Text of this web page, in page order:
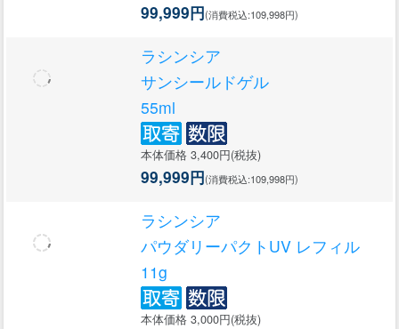
99,999円(消費税込:109,998円)
ラシンシア
サンシールドゲル
55ml
本体価格 3,400円(税抜)
99,999円(消費税込:109,998円)
ラシンシア
パウダリーパクトUV レフィル
11g
本体価格 3,000円(税抜)